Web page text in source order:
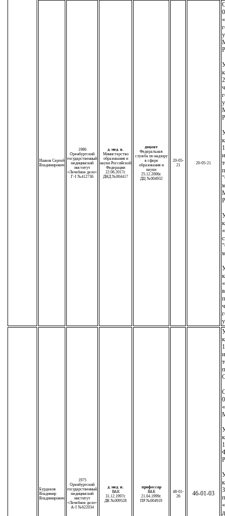
Ишков Сергей
Владимирович
1986
Оренбургский
государственный
медицинский
институт
«Лечебное дело»
Г-I №412736
д. мед. н.
Министерство
образования и
науки Российской
Федерации
22.06.2017г.
ДНД №004417
доцент
Федеральная
служба по надзору
в сфере
образования и
науки
25.12.2006г.
ДЦ №004932
20-05-
21
20-05-21
Бурдаков
Владимир
Владимирович
1975
Оренбургский
государственный
медицинский
институт
«Лечебное дело»
A-I №622034
д. мед. н.
ВАК
31.12.1997г.
ДК №009528
профессор
ВАК
21.04.1999г.
ПР №004919
48-01-
26
46-01-03